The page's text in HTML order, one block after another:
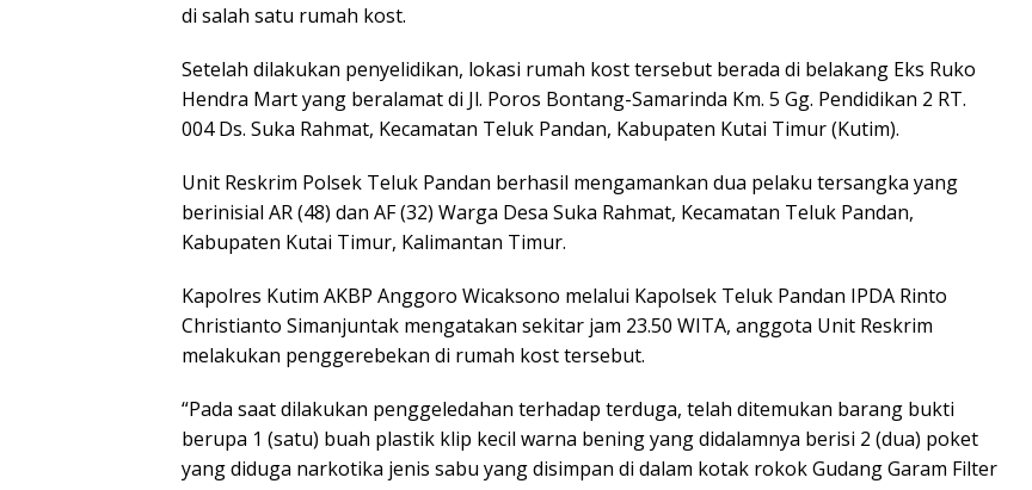
di salah satu rumah kost.
Setelah dilakukan penyelidikan, lokasi rumah kost tersebut berada di belakang Eks Ruko
Hendra Mart yang beralamat di Jl. Poros Bontang-Samarinda Km. 5 Gg. Pendidikan 2 RT.
004 Ds. Suka Rahmat, Kecamatan Teluk Pandan, Kabupaten Kutai Timur (Kutim).
Unit Reskrim Polsek Teluk Pandan berhasil mengamankan dua pelaku tersangka yang
berinisial AR (48) dan AF (32) Warga Desa Suka Rahmat, Kecamatan Teluk Pandan,
Kabupaten Kutai Timur, Kalimantan Timur.
Kapolres Kutim AKBP Anggoro Wicaksono melalui Kapolsek Teluk Pandan IPDA Rinto
Christianto Simanjuntak mengatakan sekitar jam 23.50 WITA, anggota Unit Reskrim
melakukan penggerebekan di rumah kost tersebut.
“Pada saat dilakukan penggeledahan terhadap terduga, telah ditemukan barang bukti
berupa 1 (satu) buah plastik klip kecil warna bening yang didalamnya berisi 2 (dua) poket
yang diduga narkotika jenis sabu yang disimpan di dalam kotak rokok Gudang Garam Filter